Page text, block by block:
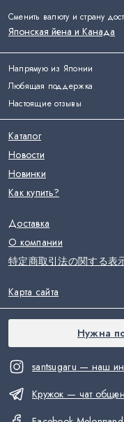
Напрямую из Японии
Любящая поддержка
Настоящие отзывы
santsugaru — наш
Кружок — чат
Каталог
Новости
Новинки
Как купить?
Доставка
О компании
特定商取引法の関する表
Карта сайта
Сменить валюту и страну
Японская йена и Канада
Нужна